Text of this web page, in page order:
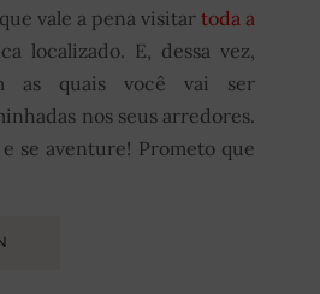
vale a pena visitar toda a
localizado. E, dessa vez,
as quais você vai ser
nos seus arredores.
se aventure! Prometo que